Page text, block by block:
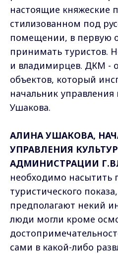
настоящие княжеские
стилизованном под
помещении, в первую
принимать туристов.
и владимирцев. ДКМ -
объектов, который
начальник управления
Ушакова.
АЛИНА УШАКОВА,
УПРАВЛЕНИЯ
АДМИНИСТРАЦИИ
необходимо насытить
туристического
предполагают некий
люди могли кроме
сами в какой-либо